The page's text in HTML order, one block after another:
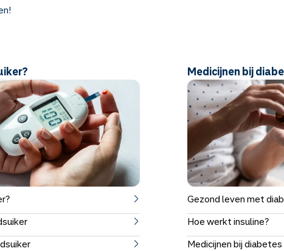
Medicijnen bij
Gezond leven met
Hoe werkt insuline?
Medicijnen bij